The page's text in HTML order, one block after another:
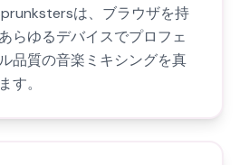
は、ブラウザを持
らゆるデバイスでプロフェ
品質の音楽ミキシングを真
す。